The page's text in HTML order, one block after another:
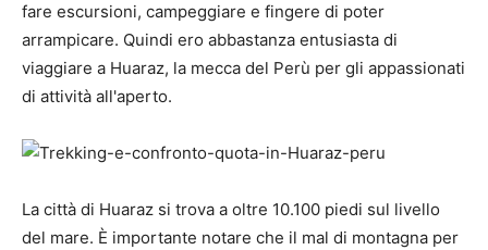
fare escursioni, campeggiare e fingere di poter
arrampicare. Quindi ero abbastanza entusiasta di
viaggiare a Huaraz, la mecca del Perù per gli appassionati
di attività all'aperto.
La città di Huaraz si trova a oltre 10.100 piedi sul livello
del mare. È importante notare che il mal di montagna per